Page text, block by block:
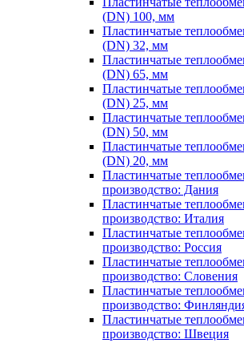
(DN) 100, мм
Пластинчатые
(DN) 32, мм
Пластинчатые
(DN) 65, мм
Пластинчатые
(DN) 25, мм
Пластинчатые
(DN) 50, мм
Пластинчатые
(DN) 20, мм
Пластинчатые
производство: Дания
Пластинчатые
производство: Италия
Пластинчатые
производство: Россия
Пластинчатые
производство: Словения
Пластинчатые
производство:
Пластинчатые
производство: Швеция